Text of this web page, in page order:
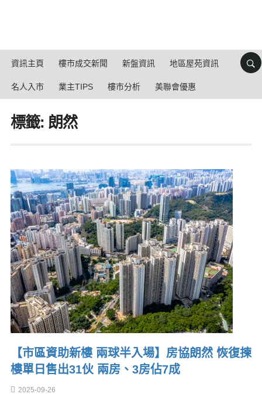
資訊主頁 樓市成交新聞 新盤資訊 地區屋苑資訊
名人入市 業主TIPS 樓市分析 美聯會優惠
標籤: 朗然
【市區資助新樓 兩球半入場】房協朗然 恢復揀
樓單日售出31伙 兩房、3房佔7成
2025-09-26